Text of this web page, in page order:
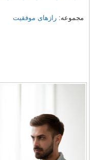
مجموعه:رازهای موفقیت